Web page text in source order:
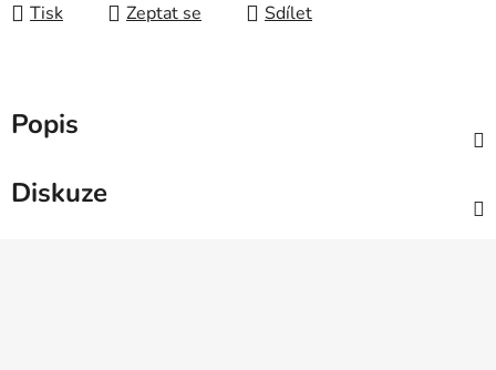
Tisk Zeptat se Sdílet
Popis
Diskuze